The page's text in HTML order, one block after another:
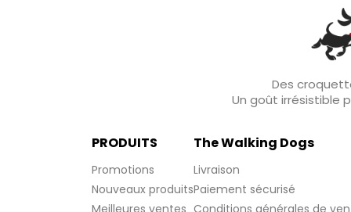
Des
Un goût irrésistible
PRODUITS
Promotions
Nouveaux produits
Meilleures ventes
The Walking Dogs
Livraison
Paiement sécurisé
Conditions générales de